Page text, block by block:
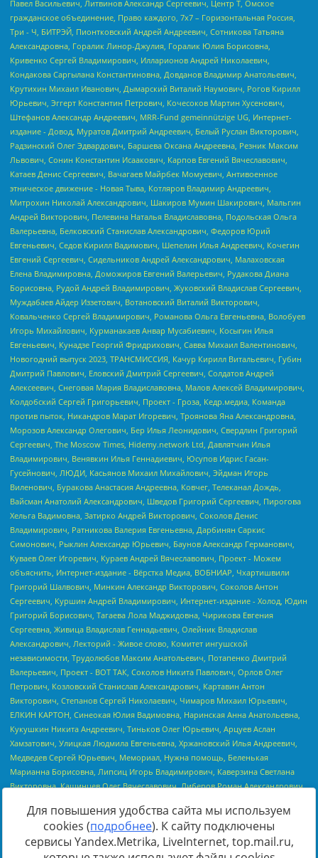
Источник:https://minjust.gov.ru/uploaded/files/reestr-
Для повышения удобства сайта мы используем
cookies (подробнее). К сайту подключены
сервисы Yandex.Metrika, LiveInternet, top.mail.ru,